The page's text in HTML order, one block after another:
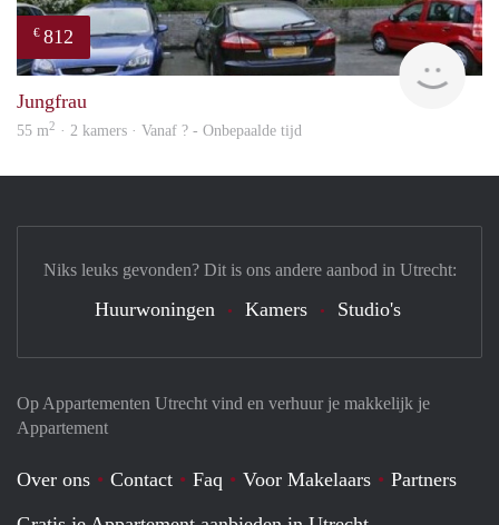
€ 812
Jungfrau
55 m2 · 2 kamers · Vanaf ? - Onbepaalde tijd
Op Appartementen Utrecht vind en verhuur je makkelijk je
Appartement
Over ons Contact Faq Voor Makelaars
Partners
Niks leuks gevonden? Dit is ons andere aanbod in Utrecht:
Huurwoningen Kamers Studio's